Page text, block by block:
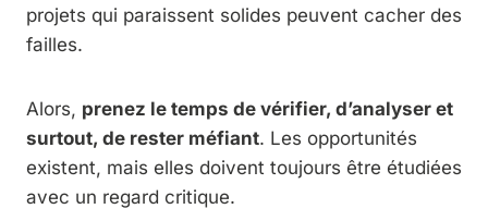
projets qui paraissent solides peuvent cacher des
failles.
Alors, prenez le temps de vérifier, d’analyser et
surtout, de rester méfiant. Les opportunités
existent, mais elles doivent toujours être étudiées
avec un regard critique.